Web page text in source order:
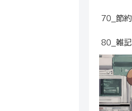
70_節約
80_雑記